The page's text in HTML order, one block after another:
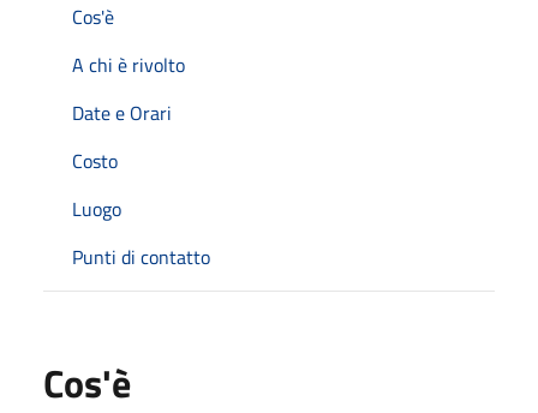
Cos'è
A chi è rivolto
Date e Orari
Costo
Luogo
Punti di contatto
Cos'è